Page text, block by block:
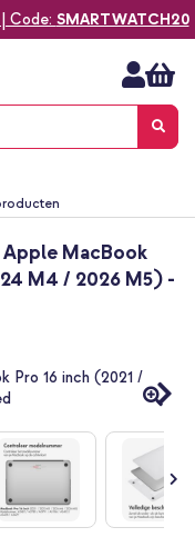
Code: SMARTWATCH20
MacBook
M4 / 2026 M5) -